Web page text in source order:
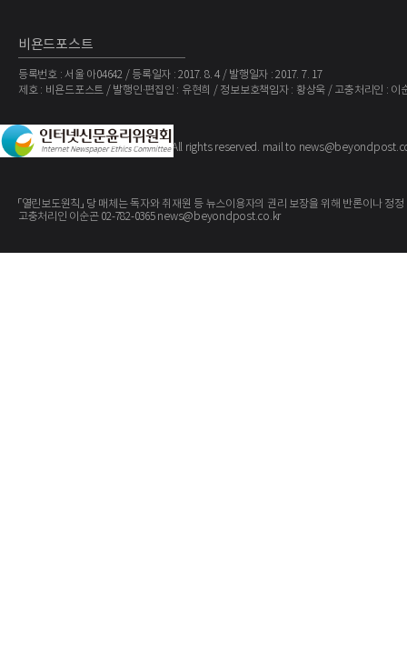
비욘드포스트
등록번호 : 서울 아04642 / 등록일자 : 2017. 8. 4 / 발행일자 : 2017. 7. 17
제호 : 비욘드포스트 / 발행인·편집인 : 유현희 / 정보보호책임자 : 황상욱 / 고충처리인 : 이
Copyright ©The BeyondPost. All rights reserved. mail to
「열린보도원칙」 당 매체는 독자와 취재원 등 뉴스이용자의 권리 보장을 위해 반론이나
고충처리인 이순곤 02-782-0365 news@beyondpost.co.kr